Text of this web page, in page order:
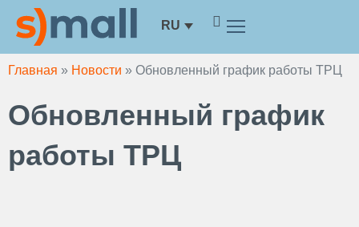
Перейти
содержимому
RU
Главная » Новости » Обновленный график работы ТРЦ
Обновленный график
работы ТРЦ